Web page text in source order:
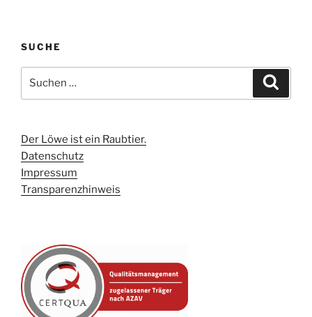
SUCHE
nach:
Der Löwe ist ein Raubtier.
Datenschutz
Impressum
Transparenzhinweis